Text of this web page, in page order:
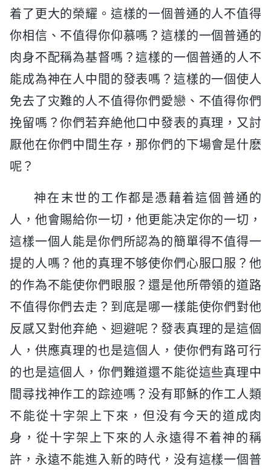
着了更大的榮耀。這樣的一個普通的人不值得
你相信、不值得你仰慕嗎？這樣的一個普通的
肉身不配稱為基督嗎？這樣的一個普通的人不
能成為神在人中間的發表嗎？這樣的一個使人
免去了灾難的人不值得你們愛戀、不值得你們
挽留嗎？你們若弃絶他口中發表的真理，又討
厭他在你們中間生存，那你們的下場會是什麽
呢？
神在末世的工作都是憑藉着這個普通的
人，他會賜給你一切，他更能决定你的一切，
這樣一個人能是你們所認為的簡單得不值得一
提的人嗎？他的真理不够使你們心服口服？他
的作為不能使你們眼服？還是他所帶領的道路
不值得你們去走？到底是哪一樣能使你們對他
反感又對他弃絶、迴避呢？發表真理的是這個
人，供應真理的也是這個人，使你們有路可行
的也是這個人，你們難道還不能從這些真理中
間尋找神作工的踪迹嗎？没有耶穌的作工人類
不能從十字架上下來，但没有今天的道成肉
身，從十字架上下來的人永遠得不着神的稱
許，永遠不能進入新的時代，没有這樣一個普